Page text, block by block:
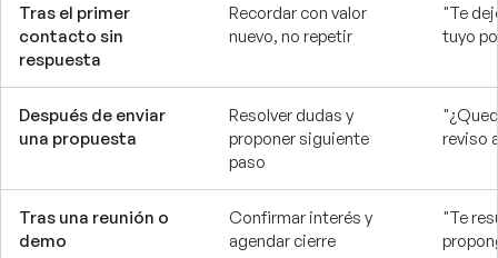
Tras el primer
contacto sin
respuesta
Recordar con valor
nuevo, no repetir
"Te
tuyo
Después de enviar
una propuesta
Resolver dudas y
proponer siguiente
paso
reviso
Tras una reunión o
demo
Confirmar interés y
agendar cierre
"Te